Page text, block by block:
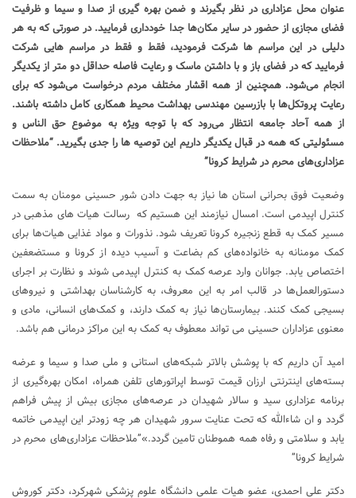
عنوان محل عزاداری در نظر بگیرند و ضمن بهره گیری از صدا و سیما و ظرفیت
فضای مجازی از حضور در سایر مکان‌ها جدا خودداری فرمایید. در صورتی که به هر
دلیلی در این مراسم ها شرکت فرمودید، فقط و فقط در مراسم هایی شرکت
فرمایید که در فضای باز و با داشتن ماسک و رعایت فاصله حداقل دو متر از یکدیگر
انجام می‌شود. همچنین از همه اقشار مختلف مردم درخواست می‌شود که برای
رعایت پروتکل‌ها با بازرسین مهندسی بهداشت محیط همکاری کامل داشته باشند.
از همه آحاد جامعه انتظار می‌رود که با توجه ویژه به موضوع حق الناس و
مسئولیتی که همه در قبال یکدیگر داریم این توصیه ها را جدی بگیرید. “ملاحظات
عزاداری‌های محرم در شرایط کرونا”
وضعیت فوق بحرانی استان ها نیاز به جهت دادن شور حسینی مومنان به سمت
کنترل اپیدمی است. امسال نیازمند این هستیم که رسالت هیات های مذهبی در
مسیر کمک به قطع زنجیره کرونا تعریف شود. نذورات و مواد غذایی هیات‌ها برای
کمک مومنانه به خانواده‌های کم بضاعت و آسیب دیده از کرونا و مستضعفین
اختصاص یابد. جوانان وارد عرصه کمک به کنترل اپیدمی شوند و نظارت بر اجرای
دستورالعمل‌ها در قالب امر به این معروف، به کارشناسان بهداشتی و نیروهای
بسیجی کمک کنند. بیمارستان‌ها نیاز به کمک دارند، و کمک‌های انسانی، مادی و
معنوی عزاداران حسینی می تواند معطوف به کمک به این مراکز درمانی هم باشد.
امید آن داریم که با پوشش بالاتر شبکه‌های استانی و ملی صدا و سیما و عرضه
بسته‌های اینترنتی ارزان قیمت توسط اپراتورهای تلفن همراه، امکان بهره‌گیری از
برنامه عزاداری سید و سالار شهیدان در عرصه‌های مجازی بیش از پیش فراهم
گردد و ان شاءالله که تحت عنایت سرور شهیدان هر چه زودتر این اپیدمی خاتمه
یابد و سلامتی و رفاه همه هموطنان تامین گردد.»”ملاحظات عزاداری‌های محرم در
شرایط کرونا”
دکتر علی احمدی، عضو هیات علمی دانشگاه علوم پزشکی شهرکرد، دکتر کوروش